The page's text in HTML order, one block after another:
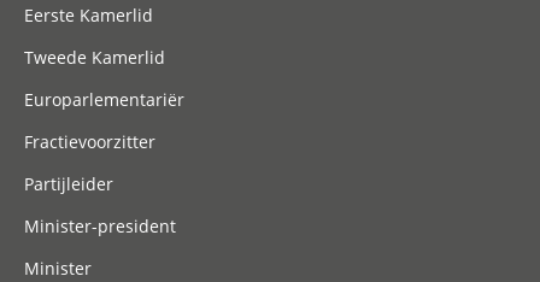
Eerste Kamerlid
Tweede Kamerlid
Europarlementariër
Fractievoorzitter
Partijleider
Minister-president
Minister